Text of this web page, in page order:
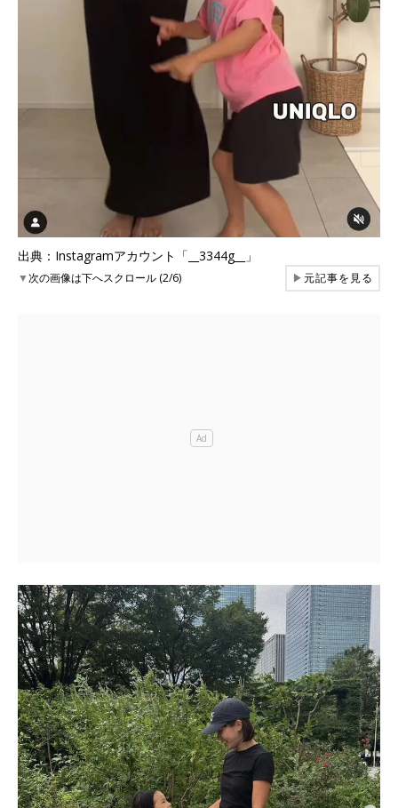
出典：Instagramアカウント「__3344g__」
▼次の画像は下へスクロール (2/6) ▶元記事を見る